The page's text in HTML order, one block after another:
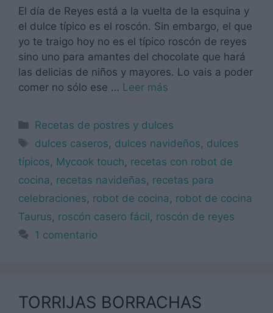
El día de Reyes está a la vuelta de la esquina y
el dulce típico es el roscón. Sin embargo, el que
yo te traigo hoy no es el típico roscón de reyes
sino uno para amantes del chocolate que hará
las delicias de niños y mayores. Lo vais a poder
comer no sólo ese … Leer más
Categorías
Recetas de postres y dulces
Etiquetas
dulces caseros, dulces navideños, dulces
típicos, Mycook touch, recetas con robot de
cocina , recetas navideñas, recetas para
celebraciones, robot de cocina , robot de cocina
Taurus, roscón casero fácil, roscón de reyes
1 comentario
TORRIJAS BORRACHAS